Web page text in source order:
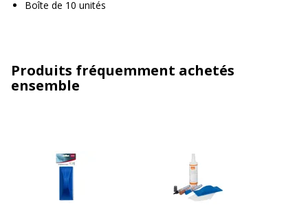
Boîte de 10 unités
Produits fréquemment achetés
ensemble